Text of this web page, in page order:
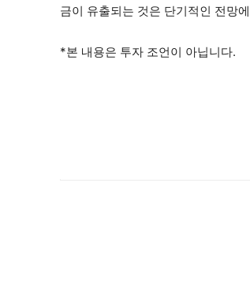
금이 유출되는 것은 단기적인 전망
*본 내용은 투자 조언이 아닙니다.